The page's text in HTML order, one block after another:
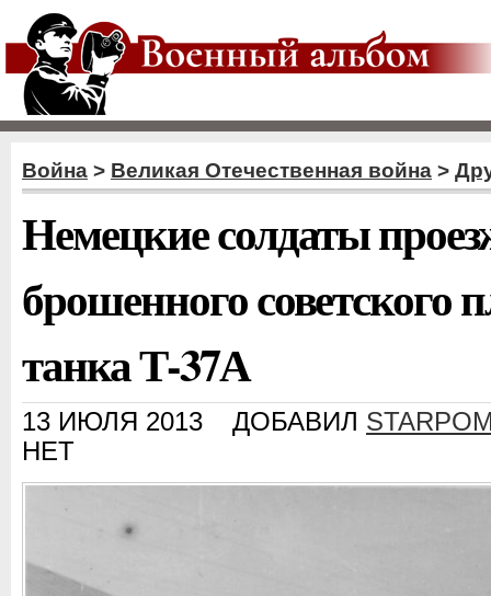
Война > Великая Отечественная война >
Немецкие солдаты
брошенного советского
танка Т-37А
13 ИЮЛЯ 2013 ДОБАВИЛ
НЕТ